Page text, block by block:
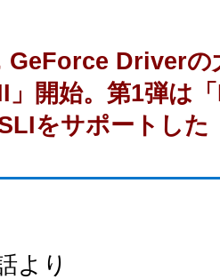
GeForce Driverの
」開始。第1弾は
をサポートした
より